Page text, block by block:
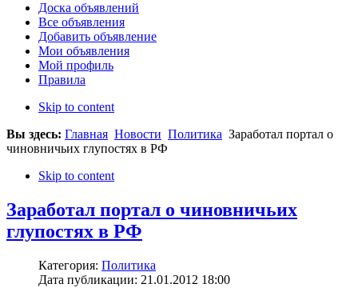
Доска объявлений
Все объявления
Добавить объявление
Мои объявления
Мой профиль
Правила
Skip to content
Вы здесь: Главная Новости Политика Заработал портал о
чиновничьих глупостях в РФ
Skip to content
Заработал портал о чиновничьих
глупостях в РФ
Категория: Политика
Дата публикации: 21.01.2012 18:00